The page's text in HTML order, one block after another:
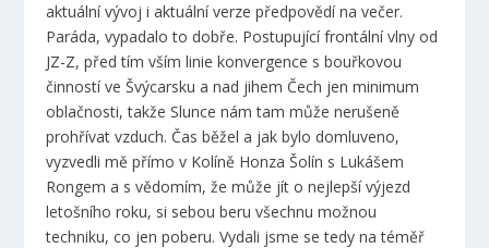
aktuální vývoj i aktuální verze předpovědí na večer.
Paráda, vypadalo to dobře. Postupující frontální vlny od
JZ-Z, před tím vším linie konvergence s bouřkovou
činností ve Švýcarsku a nad jihem Čech jen minimum
oblačnosti, takže Slunce nám tam může nerušeně
prohřívat vzduch. Čas běžel a jak bylo domluveno,
vyzvedli mě přímo v Kolíně Honza Šolín s Lukášem
Rongem a s vědomím, že může jít o nejlepší výjezd
letošního roku, si sebou beru všechnu možnou
techniku, co jen poberu. Vydali jsme se tedy na téměř